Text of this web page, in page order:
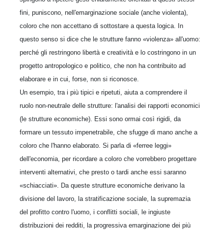
fini, puniscono, nell'emarginazione sociale (anche violenta),
coloro che non accettano di sottostare a questa logica. In
questo senso si dice che le strutture fanno «violenza» all'uomo:
perché gli restringono libertà e creatività e lo costringono in un
progetto antropologico e politico, che non ha contribuito ad
elaborare e in cui, forse, non si riconosce.
Un esempio, tra i più tipici e ripetuti, aiuta a comprendere il
ruolo non-neutrale delle strutture: l'analisi dei rapporti economici
(le strutture economiche). Essi sono ormai così rigidi, da
formare un tessuto impenetrabile, che sfugge di mano anche a
coloro che l'hanno elaborato. Si parla di «ferree leggi»
dell'economia, per ricordare a coloro che vorrebbero progettare
interventi alternativi, che presto o tardi anche essi saranno
«schiacciati». Da queste strutture economiche derivano la
divisione del lavoro, la stratificazione sociale, la supremazia
del profitto contro l'uomo, i conflitti sociali, le ingiuste
distribuzioni dei redditi, la progressiva emarginazione dei più